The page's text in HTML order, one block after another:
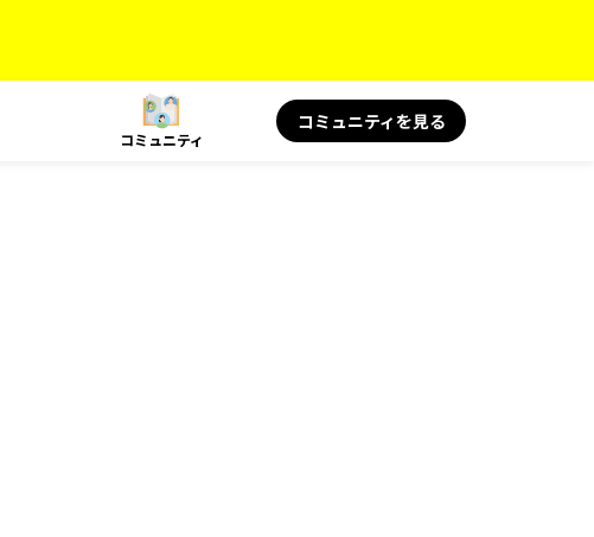
コミュニティ
コミュニティを見る